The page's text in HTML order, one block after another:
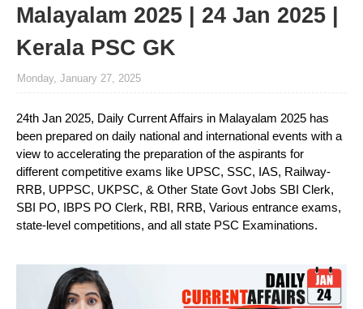
Malayalam 2025 | 24 Jan 2025 |
Kerala PSC GK
Monday, January 27, 2025
24th Jan 2025, Daily Current Affairs in Malayalam 2025 has
been prepared on daily national and international events with a
view to accelerating the preparation of the aspirants for
different competitive exams like UPSC, SSC, IAS, Railway-
RRB, UPPSC, UKPSC, & Other State Govt Jobs SBI Clerk,
SBI PO, IBPS PO Clerk, RBI, RRB, Various entrance exams,
state-level competitions, and all state PSC Examinations.